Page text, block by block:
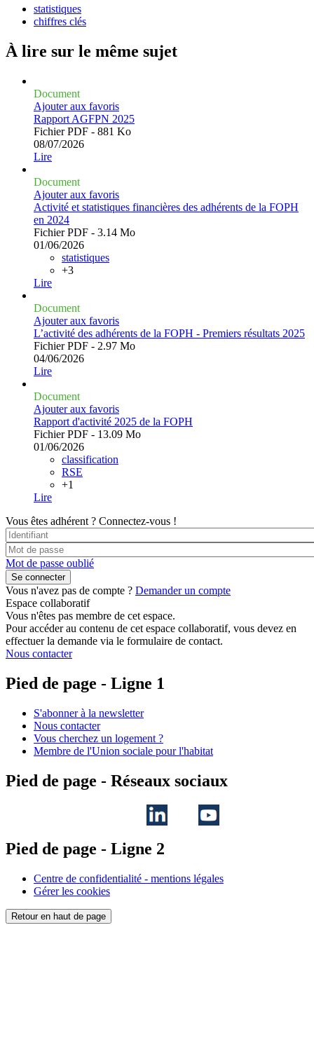
statistiques
chiffres clés
À lire sur le même sujet
Document
Ajouter aux favoris
Rapport AGFPN 2025
Fichier PDF - 881 Ko
08/07/2026
Lire
Document
Ajouter aux favoris
Activité et statistiques financières des adhérents de la FOPH
en 2024
Fichier PDF - 3.14 Mo
01/06/2026
statistiques
+3
Lire
Document
Ajouter aux favoris
L’activité des adhérents de la FOPH - Premiers résultats 2025
Fichier PDF - 2.97 Mo
04/06/2026
Lire
Document
Ajouter aux favoris
Rapport d'activité 2025 de la FOPH
Fichier PDF - 13.09 Mo
01/06/2026
classification
RSE
+1
Lire
Vous êtes adhérent ? Connectez-vous !
Mot de passe oublié
Vous n'avez pas de compte ? Demander un compte
Espace collaboratif
Vous n'êtes pas membre de cet espace.
Pour accéder au contenu de cet espace collaboratif, vous devez en
effectuer la demande via le formulaire de contact.
Nous contacter
Pied de page - Ligne 1
S'abonner à la newsletter
Nous contacter
Vous cherchez un logement ?
Membre de l'Union sociale pour l'habitat
Pied de page - Réseaux sociaux
Pied de page - Ligne 2
Centre de confidentialité - mentions légales
Gérer les cookies
Retour en haut de page